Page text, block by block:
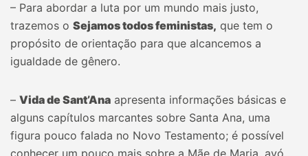
– Para abordar a luta por um mundo mais justo,
trazemos o Sejamos todos feministas, que tem o
propósito de orientação para que alcancemos a
igualdade de gênero.
– Vida de Sant’Ana apresenta informações básicas e
alguns capítulos marcantes sobre Santa Ana, uma
figura pouco falada no Novo Testamento; é possível
conhecer um pouco mais sobre a Mãe de Maria, avó